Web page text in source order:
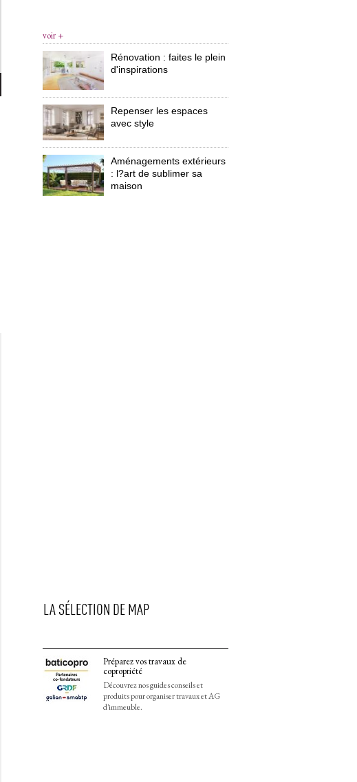
voir +
Rénovation : faites le plein
d'inspirations
Repenser les espaces
avec style
Aménagements extérieurs
: l?art de sublimer sa
maison
LA SÉLECTION DE MAP
Préparez vos travaux de
copropriété
Découvrez nos guides conseils et
produits pour organiser travaux et AG
d'immeuble.